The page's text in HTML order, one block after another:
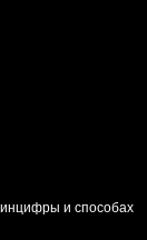
и способах